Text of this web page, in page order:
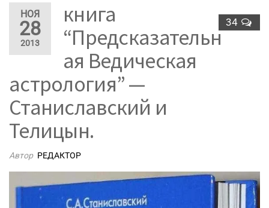
НОЯ
28
2013
34
книга
“Предсказательн
ая Ведическая
астрология” —
Станиславский и
Телицын.
Автор РЕДАКТОР